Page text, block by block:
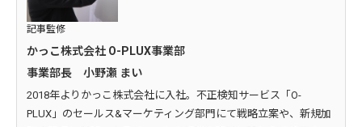
記事監修
かっこ株式会社 O-PLUX事業部
事業部長 小野瀬 まい
2018年よりかっこ株式会社に入社。不正検知サービス「O-
PLUX」のセールス&マーケティング部門にて戦略立案や、新規加